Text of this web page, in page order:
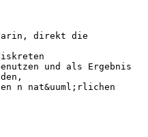
darin, direkt die
und als Ergebnis
n nat&uuml;rlichen